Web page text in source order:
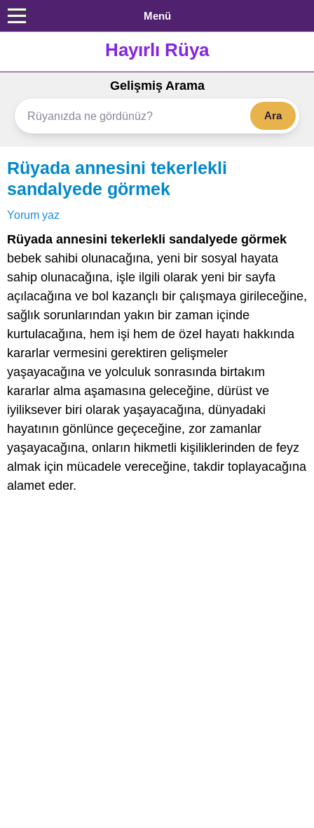
Menü
Hayırlı Rüya
Gelişmiş Arama
Ara
Rüyada annesini tekerlekli
sandalyede görmek
Yorum yaz
Rüyada annesini tekerlekli sandalyede görmek
bebek sahibi olunacağına, yeni bir sosyal hayata
sahip olunacağına, işle ilgili olarak yeni bir sayfa
açılacağına ve bol kazançlı bir çalışmaya girileceğine,
sağlık sorunlarından yakın bir zaman içinde
kurtulacağına, hem işi hem de özel hayatı hakkında
kararlar vermesini gerektiren gelişmeler
yaşayacağına ve yolculuk sonrasında birtakım
kararlar alma aşamasına geleceğine, dürüst ve
iyiliksever biri olarak yaşayacağına, dünyadaki
hayatının gönlünce geçeceğine, zor zamanlar
yaşayacağına, onların hikmetli kişiliklerinden de feyz
almak için mücadele vereceğine, takdir toplayacağına
alamet eder.